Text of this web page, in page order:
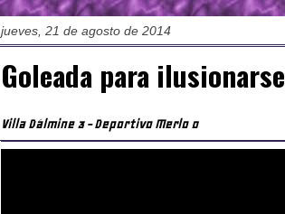
jueves, 21 de agosto de 2014
Goleada para ilusionarse
Villa Dálmine 3 - Deportivo Merlo 0